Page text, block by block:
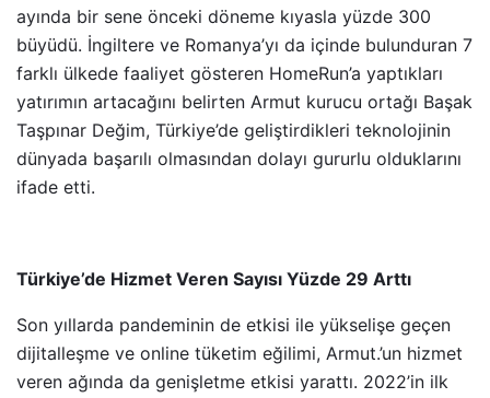
ayında bir sene önceki döneme kıyasla yüzde 300
büyüdü. İngiltere ve Romanya’yı da içinde bulunduran 7
farklı ülkede faaliyet gösteren HomeRun’a yaptıkları
yatırımın artacağını belirten Armut kurucu ortağı Başak
Taşpınar Değim, Türkiye’de geliştirdikleri teknolojinin
dünyada başarılı olmasından dolayı gururlu olduklarını
ifade etti.
Türkiye’de Hizmet Veren Sayısı Yüzde 29 Arttı
Son yıllarda pandeminin de etkisi ile yükselişe geçen
dijitalleşme ve online tüketim eğilimi, Armut.’un hizmet
veren ağında da genişletme etkisi yarattı. 2022’in ilk